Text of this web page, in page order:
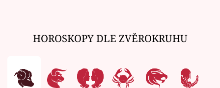
HOROSKOPY DLE ZVĚROKRUHU